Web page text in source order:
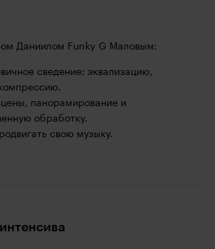
Даниилом Funky G Маловым:
сведение: эквализацию,
панорамирование и
обработку.
свою музыку.